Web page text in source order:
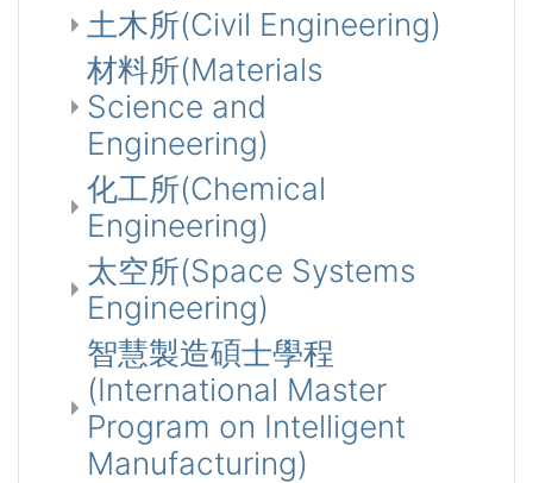
土木所(Civil Engineering)
材料所(Materials
Science and
Engineering)
化工所(Chemical
Engineering)
太空所(Space Systems
Engineering)
智慧製造碩士學程
(International Master
Program on Intelligent
Manufacturing)